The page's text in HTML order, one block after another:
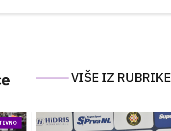
VIŠE IZ RUBRIKE